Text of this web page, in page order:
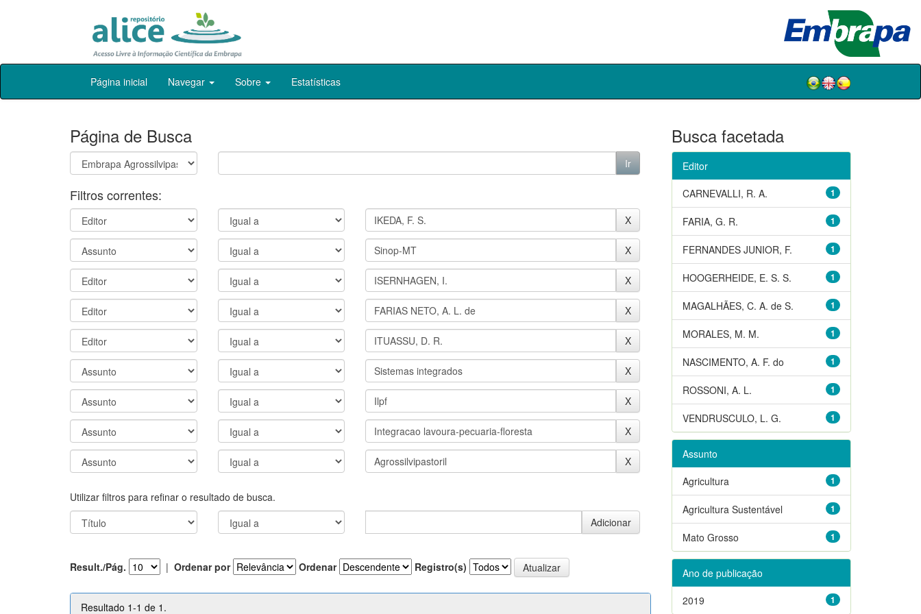
Skip
Página inicial Navegar Sobre Estatísticas
Página de Busca
Filtros correntes:
Utilizar filtros para refinar o resultado de busca.
Result./Pág. | Ordenar por Ordenar Registro(s)
Resultado 1-1 de 1.
Busca facetada
Editor
1
CARNEVALLI, R. A.
1
FARIA, G. R.
1
FERNANDES JUNIOR, F.
1
HOOGERHEIDE, E. S. S.
1
MAGALHÃES, C. A. de S.
1
MORALES, M. M.
1
NASCIMENTO, A. F. do
1
ROSSONI, A. L.
1
VENDRUSCULO, L. G.
Assunto
1
Agricultura
1
Agricultura Sustentável
1
Mato Grosso
Ano de publicação
1
2019